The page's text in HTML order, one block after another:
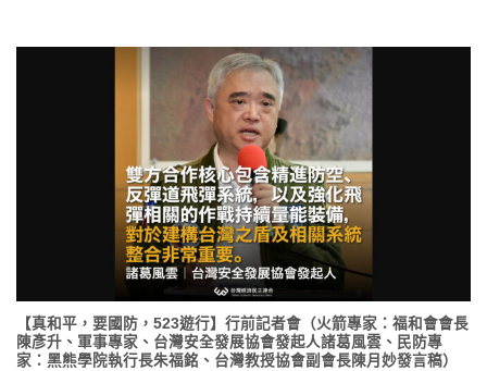
【真和平，要國防，523遊行】行前記者會（火箭專家：福和會會長
陳彥升、軍事專家、台灣安全發展協會發起人諸葛風雲、民防專
家：黑熊學院執行長朱福銘、台灣教授協會副會長陳月妙發言稿）